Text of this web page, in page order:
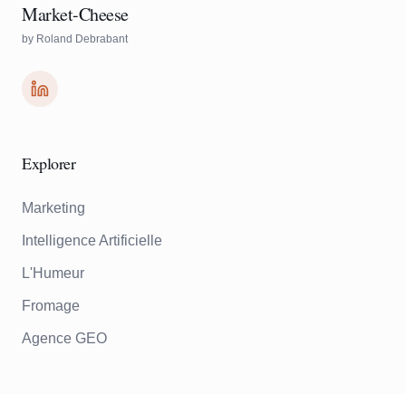
Market-Cheese
by Roland Debrabant
Explorer
Marketing
Intelligence Artificielle
L'Humeur
Fromage
Agence GEO